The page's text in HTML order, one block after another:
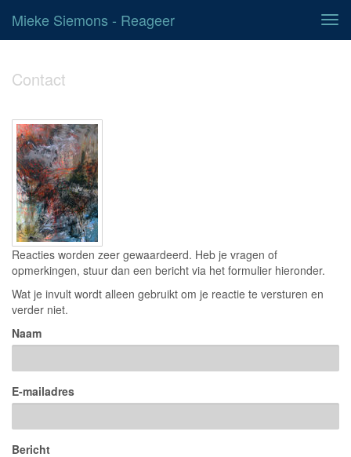
Mieke Siemons - Reageer
Contact
Reacties worden zeer gewaardeerd. Heb je vragen of
opmerkingen, stuur dan een bericht via het formulier hieronder.
Wat je invult wordt alleen gebruikt om je reactie te versturen en
verder niet.
Naam
E-mailadres
Bericht